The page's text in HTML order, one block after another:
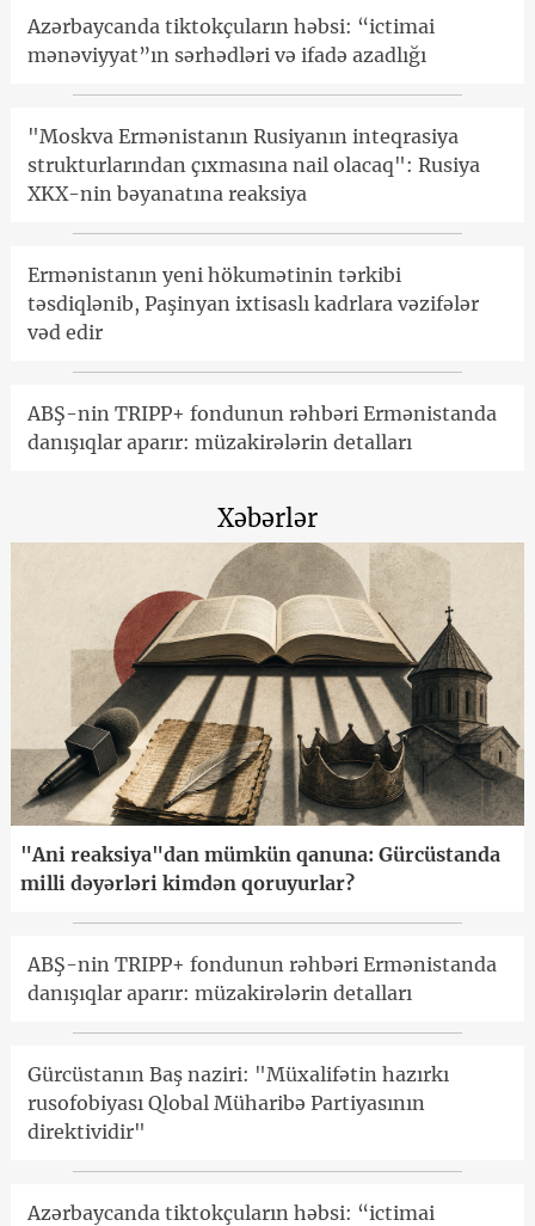
Azərbaycanda tiktokçuların həbsi: “ictimai
mənəviyyat”ın sərhədləri və ifadə azadlığı
"Moskva Ermənistanın Rusiyanın inteqrasiya
strukturlarından çıxmasına nail olacaq": Rusiya
XKX-nin bəyanatına reaksiya
Ermənistanın yeni hökumətinin tərkibi
təsdiqlənib, Paşinyan ixtisaslı kadrlara vəzifələr
vəd edir
ABŞ-nin TRIPP+ fondunun rəhbəri Ermənistanda
danışıqlar aparır: müzakirələrin detalları
Xəbərlər
"Ani reaksiya"dan mümkün qanuna: Gürcüstanda
milli dəyərləri kimdən qoruyurlar?
ABŞ-nin TRIPP+ fondunun rəhbəri Ermənistanda
danışıqlar aparır: müzakirələrin detalları
Gürcüstanın Baş naziri: "Müxalifətin hazırkı
rusofobiyası Qlobal Müharibə Partiyasının
direktividir"
Azərbaycanda tiktokçuların həbsi: “ictimai